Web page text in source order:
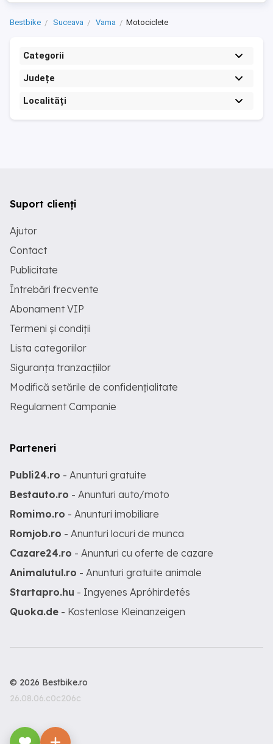
Bestbike Suceava Vama Motociclete
Categorii
Județe
Localități
Suport clienți
Ajutor
Contact
Publicitate
Întrebări frecvente
Abonament VIP
Termeni și condiții
Lista categoriilor
Siguranța tranzacțiilor
Modifică setările de confidențialitate
Regulament Campanie
Parteneri
Publi24.ro - Anunturi gratuite
Bestauto.ro - Anunturi auto/moto
Romimo.ro - Anunturi imobiliare
Romjob.ro - Anunturi locuri de munca
Cazare24.ro - Anunturi cu oferte de cazare
Animalutul.ro - Anunturi gratuite animale
Startapro.hu - Ingyenes Apróhirdetés
Quoka.de - Kostenlose Kleinanzeigen
© 2026 Bestbike.ro
26.08.06.c0c206c